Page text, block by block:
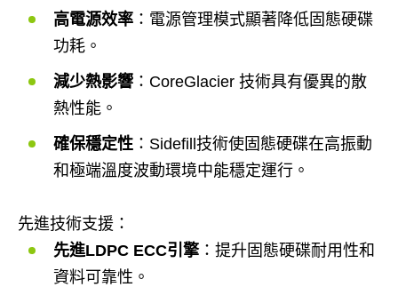
高電源效率 ：電源管理模式顯著降低固態硬碟
功耗。
減少熱影響 ：CoreGlacier 技術具有優異的散
熱性能。
確保穩定性 ：Sidefill技術使固態硬碟在高振動
和極端溫度波動環境中能穩定運行。
先進技術支援：
先進LDPC ECC引擎：提升固態硬碟耐用性和
資料可靠性。